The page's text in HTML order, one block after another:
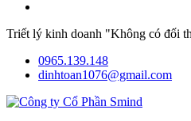
Triết lý kinh doanh "Không có đối
0965.139.148
dinhtoan1076@gmail.com